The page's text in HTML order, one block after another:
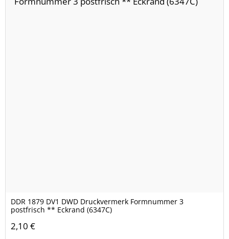
DDR 1879 DV1 DWD Druckvermerk Formnummer 3
postfrisch ** Eckrand (6347C)
2,10 €